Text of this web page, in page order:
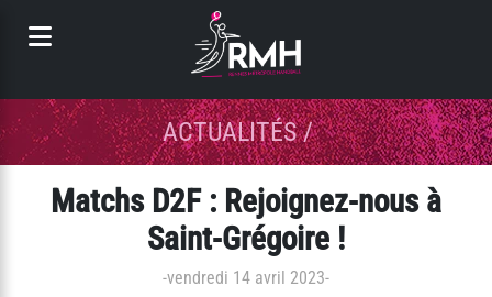
ACTUALITÉS/
Matchs D2F : Rejoignez-nous à
Saint-Grégoire !
-vendredi 14 avril 2023-
Panneau de gestion des cookies